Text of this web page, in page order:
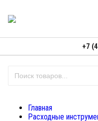
+7
Главная
Расходные